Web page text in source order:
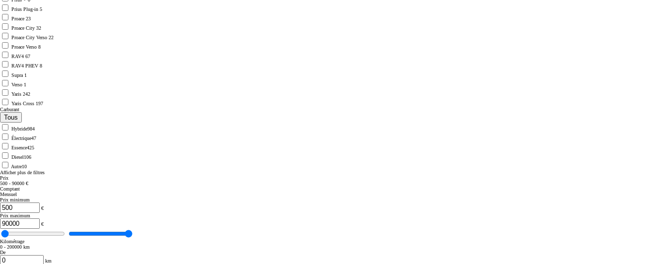
Corolla Touring Sports
Prius Plug-in 5
Proace 23
Proace City 32
Proace City Verso 22
Proace Verso 8
RAV4 67
RAV4 PHEV 8
Supra 1
Verso 1
Yaris 242
Yaris Cross 197
Carburant
Hybride984
Électrique47
Essence425
Diesel106
Autre10
Afficher plus de filtres
Prix
500 - 90000 €
Comptant
Mensuel
Prix minimum
€
Prix maximum
€
Kilométrage
0 - 200000 km
De
km